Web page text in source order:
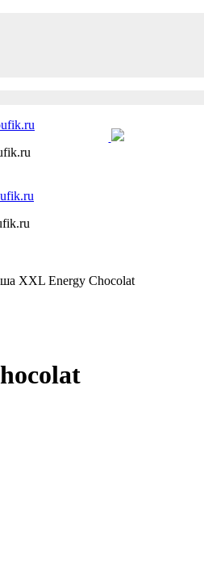
XXL Energy Chocolat